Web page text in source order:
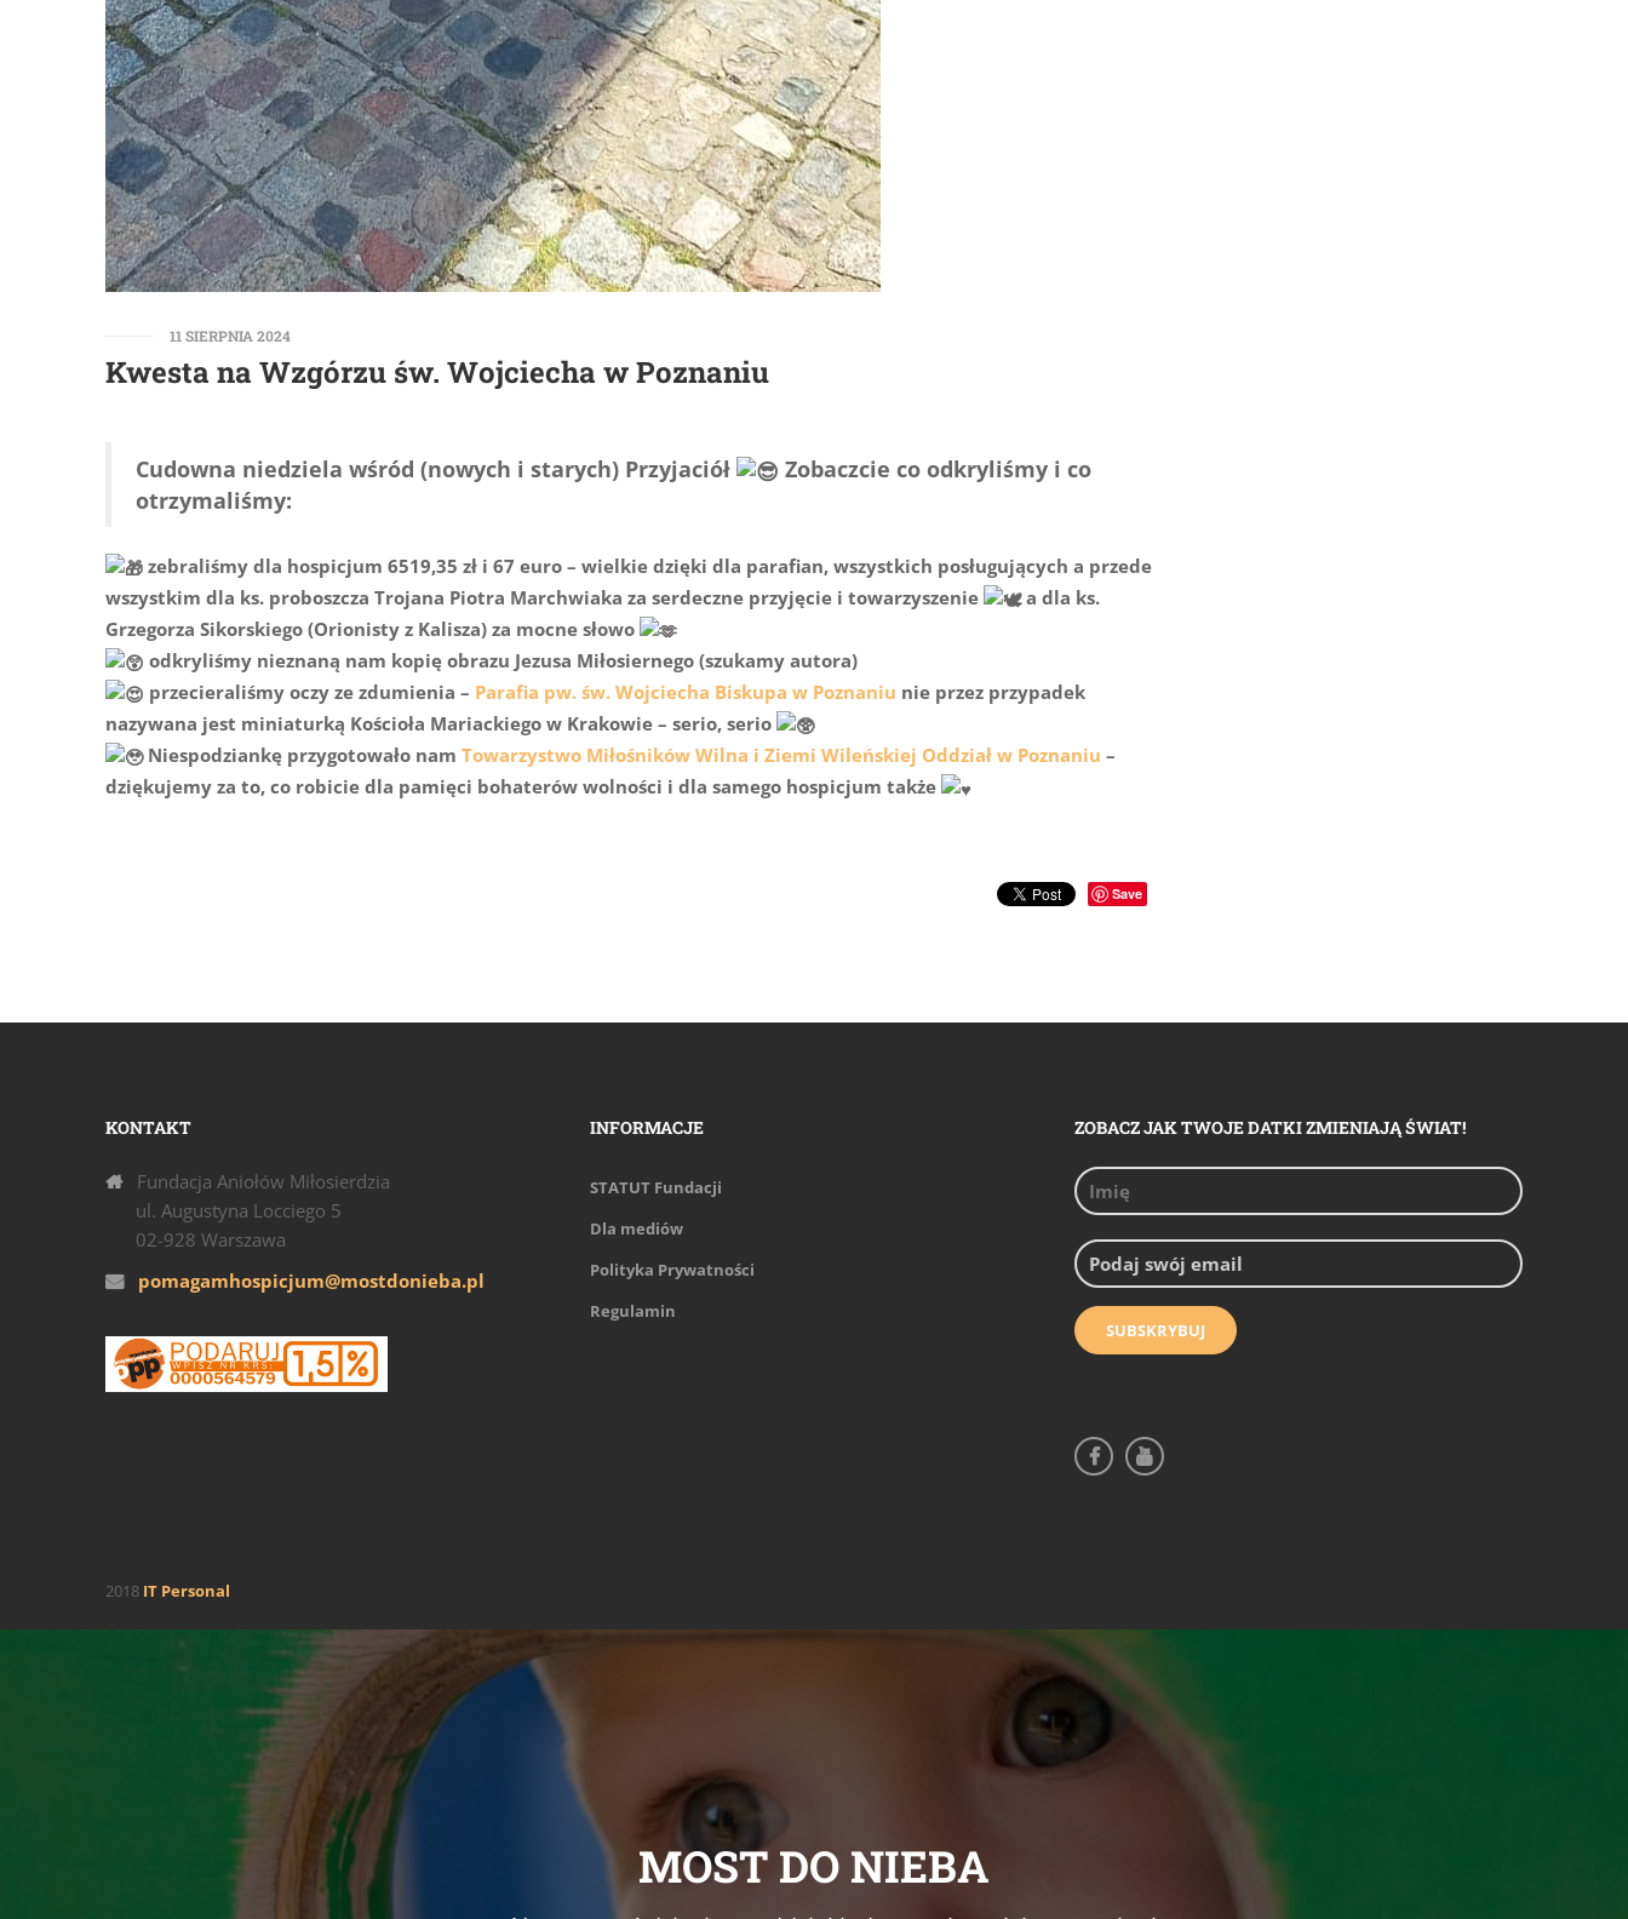
11 SIERPNIA 2024
Kwesta na Wzgórzu św. Wojciecha w Poznaniu
Cudowna niedziela wśród (nowych i starych) Przyjaciół
Zobaczcie co odkryliśmy i co
otrzymaliśmy:
zebraliśmy dla hospicjum 6519,35 zł i 67 euro – wielkie dzięki dla parafian, wszystkich posługujących a przede
wszystkim dla ks. proboszcza Trojana Piotra Marchwiaka za serdeczne przyjęcie i towarzyszenie
a dla ks.
Grzegorza Sikorskiego (Orionisty z Kalisza) za mocne słowo
odkryliśmy nieznaną nam kopię obrazu Jezusa Miłosiernego (szukamy autora)
przecieraliśmy oczy ze zdumienia – Parafia pw. św. Wojciecha Biskupa w Poznaniu nie przez przypadek
nazywana jest miniaturką Kościoła Mariackiego w Krakowie – serio, serio
Niespodziankę przygotowało nam Towarzystwo Miłośników Wilna i Ziemi Wileńskiej Oddział w Poznaniu –
dziękujemy za to, co robicie dla pamięci bohaterów wolności i dla samego hospicjum także
Save
KONTAKT
Fundacja Aniołów Miłosierdzia
ul. Augustyna Locciego 5
02-928 Warszawa
pomagamhospicjum@mostdonieba.pl
INFORMACJE
STATUT Fundacji
Dla mediów
Polityka Prywatności
Regulamin
ZOBACZ JAK TWOJE DATKI ZMIENIAJĄ ŚWIAT!
2018 IT Personal
MOST DO NIEBA